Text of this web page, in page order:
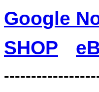
Google
SHOP